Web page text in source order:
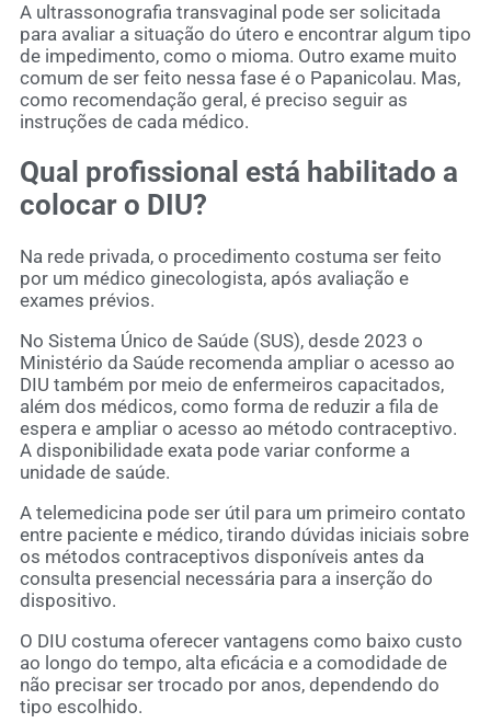
A ultrassonografia transvaginal pode ser solicitada
para avaliar a situação do útero e encontrar algum tipo
de impedimento, como o mioma. Outro exame muito
comum de ser feito nessa fase é o Papanicolau. Mas,
como recomendação geral, é preciso seguir as
instruções de cada médico.
Qual profissional está habilitado a
colocar o DIU?
Na rede privada, o procedimento costuma ser feito
por um médico ginecologista, após avaliação e
exames prévios.
No Sistema Único de Saúde (SUS), desde 2023 o
Ministério da Saúde recomenda ampliar o acesso ao
DIU também por meio de enfermeiros capacitados,
além dos médicos, como forma de reduzir a fila de
espera e ampliar o acesso ao método contraceptivo.
A disponibilidade exata pode variar conforme a
unidade de saúde.
A telemedicina pode ser útil para um primeiro contato
entre paciente e médico, tirando dúvidas iniciais sobre
os métodos contraceptivos disponíveis antes da
consulta presencial necessária para a inserção do
dispositivo.
O DIU costuma oferecer vantagens como baixo custo
ao longo do tempo, alta eficácia e a comodidade de
não precisar ser trocado por anos, dependendo do
tipo escolhido.